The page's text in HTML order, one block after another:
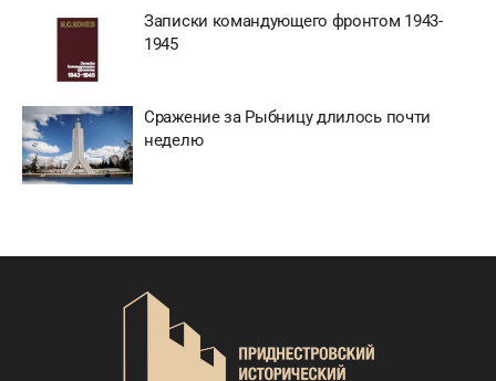
Записки командующего фронтом 1943-
1945
Сражение за Рыбницу длилось почти
неделю